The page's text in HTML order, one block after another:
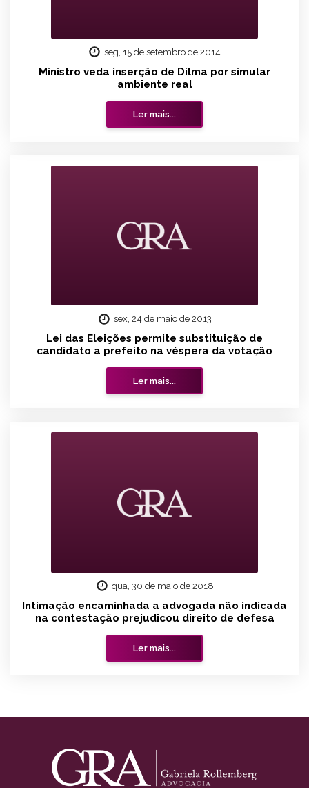
seg, 15 de setembro de 2014
Ministro veda inserção de Dilma por simular
ambiente real
Ler mais...
sex, 24 de maio de 2013
Lei das Eleições permite substituição de
candidato a prefeito na véspera da votação
Ler mais...
qua, 30 de maio de 2018
Intimação encaminhada a advogada não indicada
na contestação prejudicou direito de defesa
Ler mais...